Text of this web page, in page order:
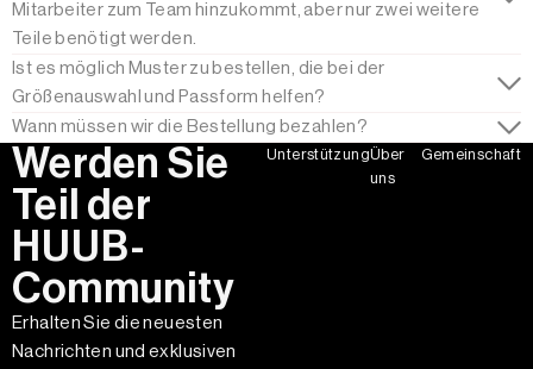
Mitarbeiter zum Team hinzukommt, aber nur zwei weitere
Teile benötigt werden.
Ist es möglich Muster zu bestellen, die bei der
Größenauswahl und Passform helfen?
Wann müssen wir die Bestellung bezahlen?
Werden Sie
Teil der
HUUB-
Community
Erhalten Sie die neuesten
Nachrichten und exklusiven
UnterstützungÜber
uns
Gemeinschaft